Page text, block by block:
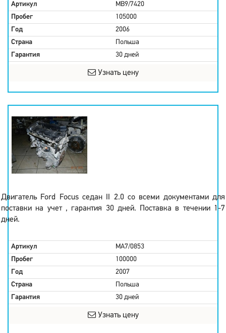
Артикул
MB9/7420
Пробег
105000
Год
2006
Страна
Польша
Гарантия
30 дней
Узнать цену
Двигатель Ford Focus седан II 2.0 со всеми документами для
поставки на учет , гарантия 30 дней. Поставка в течении 1-7
дней.
Артикул
MA7/0853
Пробег
100000
Год
2007
Страна
Польша
Гарантия
30 дней
Узнать цену